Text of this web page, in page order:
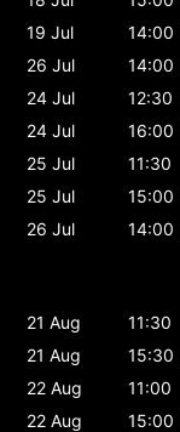
19 Jul
14:00
26 Jul
14:00
24 Jul
12:30
24 Jul
16:00
25 Jul
11:30
25 Jul
15:00
26 Jul
14:00
21 Aug
11:30
21 Aug
15:30
22 Aug
11:00
22 Aug
15:00